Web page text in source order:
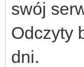
swój
Odczyty
dni.